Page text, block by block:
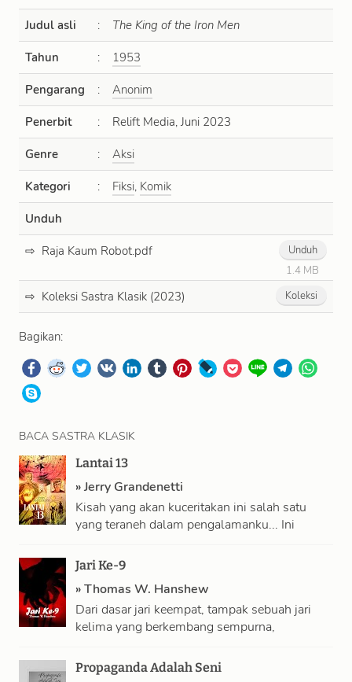
Judul asli : The King of the Iron Men
Tahun : 1953
Pengarang : Anonim
Penerbit : Relift Media, Juni 2023
Genre : Aksi
Kategori : Fiksi, Komik
Unduh
Unduh
1.4 MB
Raja Kaum Robot.pdf
Koleksi
Koleksi Sastra Klasik (2023)
Bagikan:
BACA SASTRA KLASIK
Lantai 13
»Jerry Grandenetti
Kisah yang akan kuceritakan ini salah satu
yang teraneh dalam pengalamanku... Ini
Banyak dari …
Jari Ke-9
»Thomas W. Hanshew
Dari dasar jari keempat, tampak sebuah jari
kelima yang berkembang sempurna,
adalah telapak …
Propaganda Adalah Seni